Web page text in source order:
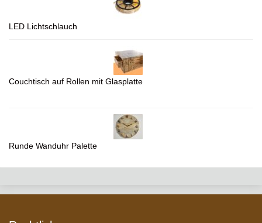
LED Lichtschlauch
Couchtisch auf Rollen mit Glasplatte
Runde Wanduhr Palette